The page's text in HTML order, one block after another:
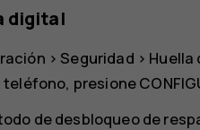
digital
> Seguridad > Huella
presione
de desbloqueo de